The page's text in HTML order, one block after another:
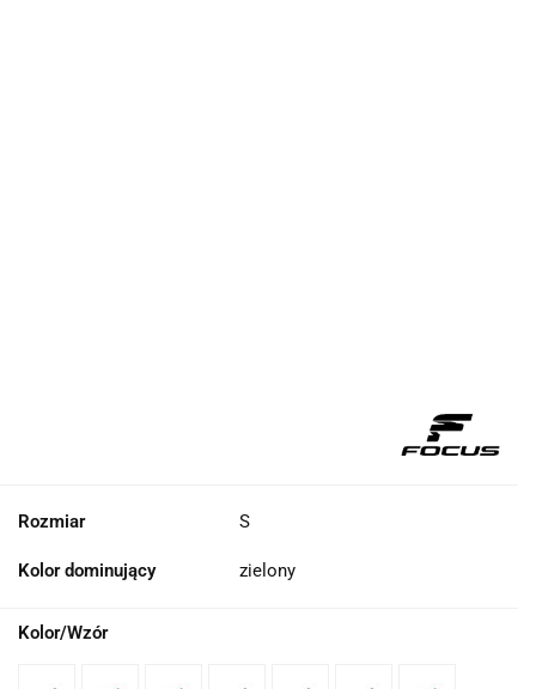
Rozmiar S
Kolor dominujący zielony
Kolor/Wzór